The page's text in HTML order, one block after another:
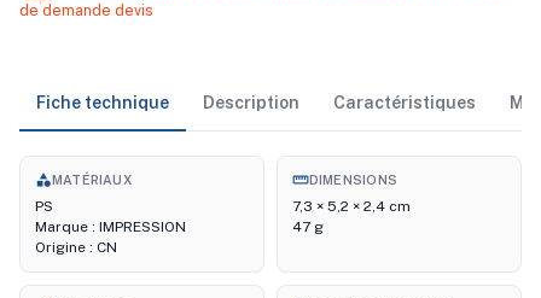
de demande devis
Fiche technique Description Caractéristiques
categoryMATÉRIAUX
PS
Marque : IMPRESSION
Origine : CN
straightenDIMENSIONS
7,3 × 5,2 × 2,4 cm
47 g